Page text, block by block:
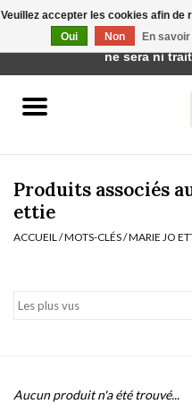
vêtements de nuit
Badmode
Produits associés
ettie
ACCUEIL /MOTS-CLÉS/MARIE JO
Aucun produit n'a été trouvé...
Veuillez accepter les cookies afin
Oui
Non En
Cette boutique est en
ne sera ni